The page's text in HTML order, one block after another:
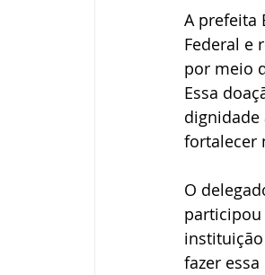
A prefeita
Federal e
por meio
Essa
dignidade
fortalecer
O
participou
fazer